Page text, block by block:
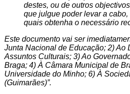
destes, ou de outros
que julgue poder levar a
quais obtenha o necessário
Este documento vai ser
Junta Nacional de Educação; 2) Ao
Assuntos Culturais; 3) Ao
Braga; 4) À Câmara Municipal de
Universidade do Minho; 6) À
(Guimarães)”.